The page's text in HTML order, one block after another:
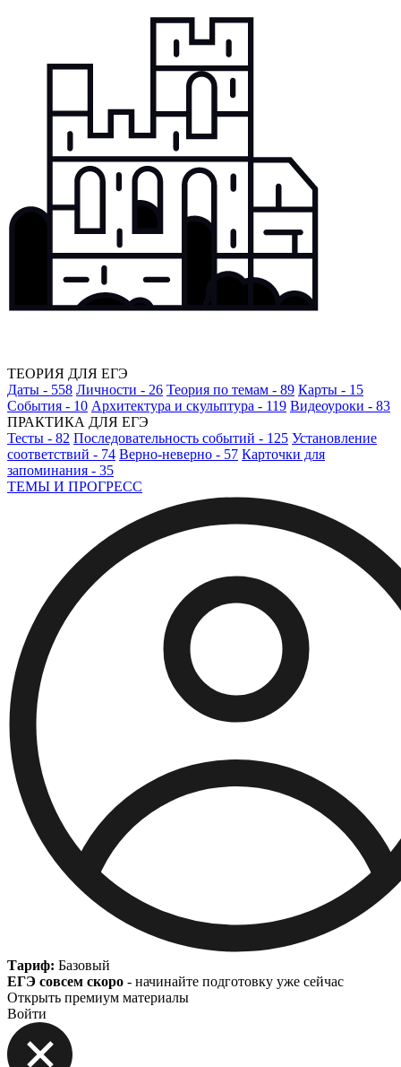
ТЕОРИЯ ДЛЯ ЕГЭ
Даты - 558 Личности - 26 Теория по темам - 89 Карты - 15
События - 10 Архитектура и скульптура - 119 Видеоуроки - 83
ПРАКТИКА ДЛЯ ЕГЭ
Тесты - 82 Последовательность событий - 125 Установление
соответствий - 74 Верно-неверно - 57 Карточки для
запоминания - 35
ТЕМЫ И ПРОГРЕСС
Тариф: Базовый
ЕГЭ совсем скоро - начинайте подготовку уже сейчас
Открыть премиум материалы
Войти